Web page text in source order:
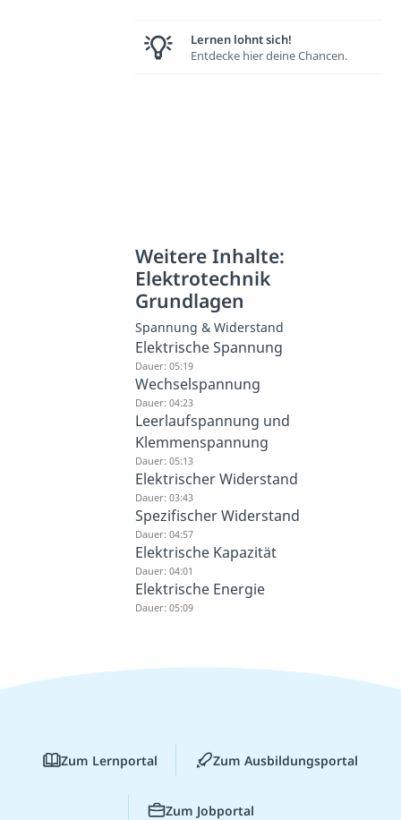
Lernen lohnt sich!
Entdecke hier deine Chancen.
Weitere Inhalte:
Elektrotechnik
Grundlagen
Spannung & Widerstand
Elektrische Spannung
Dauer: 05:19
Wechselspannung
Dauer: 04:23
Leerlaufspannung und
Klemmenspannung
Dauer: 05:13
Elektrischer Widerstand
Dauer: 03:43
Spezifischer Widerstand
Dauer: 04:57
Elektrische Kapazität
Dauer: 04:01
Elektrische Energie
Dauer: 05:09
Zum Lernportal Zum Ausbildungsportal
Zum Jobportal